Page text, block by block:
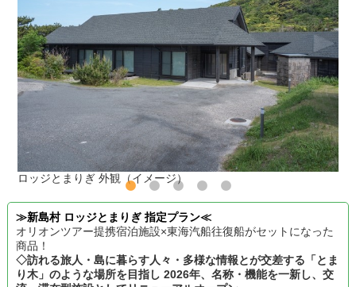
ロッジとまりぎ 外観（イメージ）
≫新島村 ロッジとまりぎ 指定プラン≪
オリオンツアー提携宿泊施設×東海汽船往復船がセットになった
商品！
◇訪れる旅人・島に暮らす人々・多様な情報とが交差する「とま
り木」のような場所を目指し 2026年、名称・機能を一新し、交